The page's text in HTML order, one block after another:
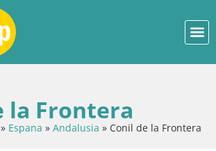
la Frontera
» Espana » Andalusia » Conil de la Frontera